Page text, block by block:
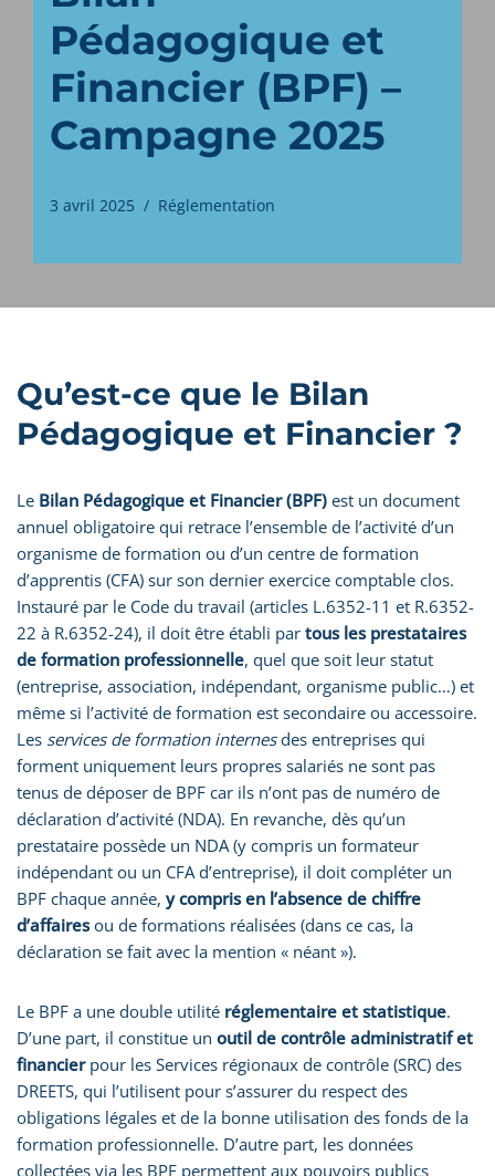
Pédagogique et
Financier (BPF) –
Campagne 2025
3 avril 2025 Réglementation
Qu’est-ce que le Bilan
Pédagogique et Financier ?
Le Bilan Pédagogique et Financier (BPF) est un document
annuel obligatoire qui retrace l’ensemble de l’activité d’un
organisme de formation ou d’un centre de formation
d’apprentis (CFA) sur son dernier exercice comptable clos.
Instauré par le Code du travail (articles L.6352-11 et R.6352-
22 à R.6352-24), il doit être établi par tous les prestataires
de formation professionnelle, quel que soit leur statut
(entreprise, association, indépendant, organisme public…) et
même si l’activité de formation est secondaire ou accessoire.
Les services de formation internesdes entreprises qui
forment uniquement leurs propres salariés ne sont pas
tenus de déposer de BPF car ils n’ont pas de numéro de
déclaration d’activité (NDA). En revanche, dès qu’un
prestataire possède un NDA (y compris un formateur
indépendant ou un CFA d’entreprise), il doit compléter un
BPF chaque année, y compris en l’absence de chiffre
d’affairesou de formations réalisées (dans ce cas, la
déclaration se fait avec la mention « néant »).
Le BPF a une double utilité réglementaire et statistique.
D’une part, il constitue un outil de contrôle administratif et
financierpour les Services régionaux de contrôle (SRC) des
DREETS, qui l’utilisent pour s’assurer du respect des
obligations légales et de la bonne utilisation des fonds de la
formation professionnelle. D’autre part, les données
collectées via les BPF permettent aux pouvoirs publics